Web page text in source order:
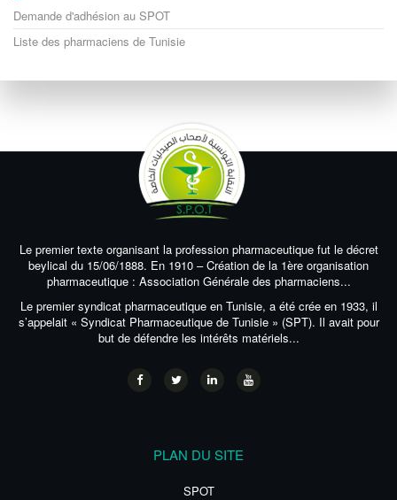
Demande d'adhésion au SPOT
Liste des pharmaciens de Tunisie
Le premier texte organisant la profession pharmaceutique fut le décret
beylical du 15/06/1888. En 1910 – Création de la 1ère organisation
pharmaceutique : Association Générale des pharmaciens...
Le premier syndicat pharmaceutique en Tunisie, a été crée en 1933, il
s’appelait « Syndicat Pharmaceutique de Tunisie » (SPT). Il avait pour
but de défendre les intérêts matériels...
PLAN DU SITE
SPOT